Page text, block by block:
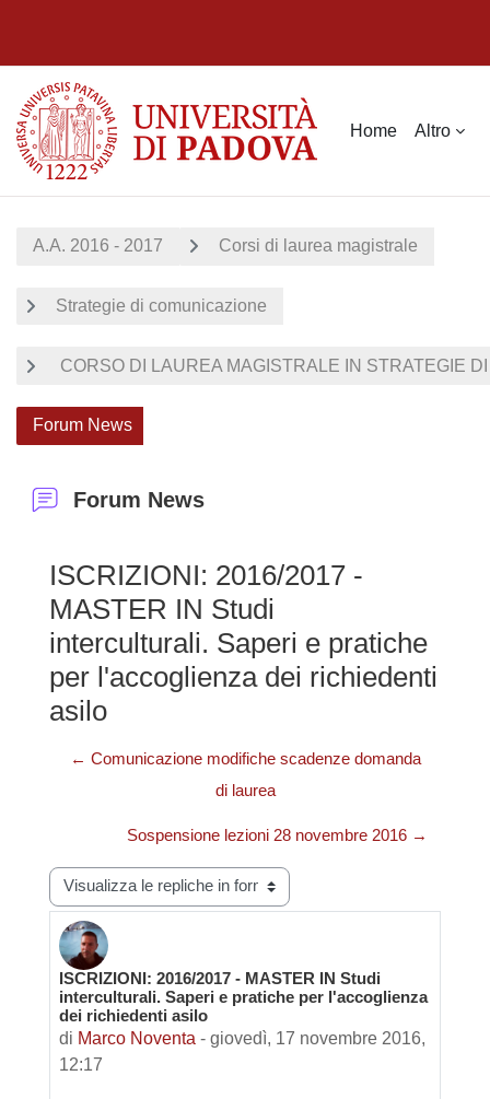
Home Altro
A.A. 2016 - 2017 Corsi di laurea magistrale
Strategie di comunicazione
CORSO DI LAUREA MAGISTRALE IN STRATEGIE
Forum News
Forum News
ISCRIZIONI: 2016/2017 -
MASTER IN Studi
interculturali. Saperi e pratiche
per l'accoglienza dei richiedenti
asilo
← Comunicazione modifiche scadenze domanda
di laurea
Sospensione lezioni 28 novembre 2016 →
Modalità visualizzazione
ISCRIZIONI: 2016/2017 - MASTER IN Studi
interculturali. Saperi e pratiche per l'accoglienza
dei richiedenti asilo
di Marco Noventa - giovedì, 17 novembre 2016,
12:17
Numero di risposte: 0